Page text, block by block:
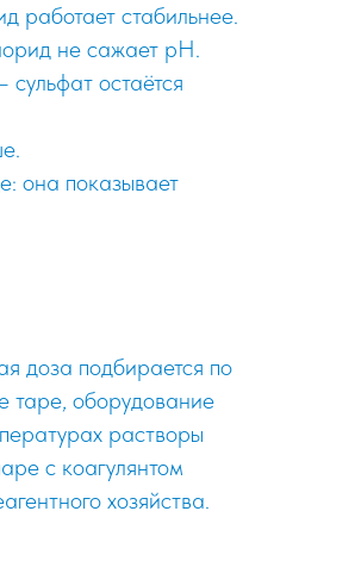
работает стабильнее.
не сажает pH.
остаётся
она показывает
доза подбирается по
таре, оборудование
растворы
с коагулянтом
хозяйства.